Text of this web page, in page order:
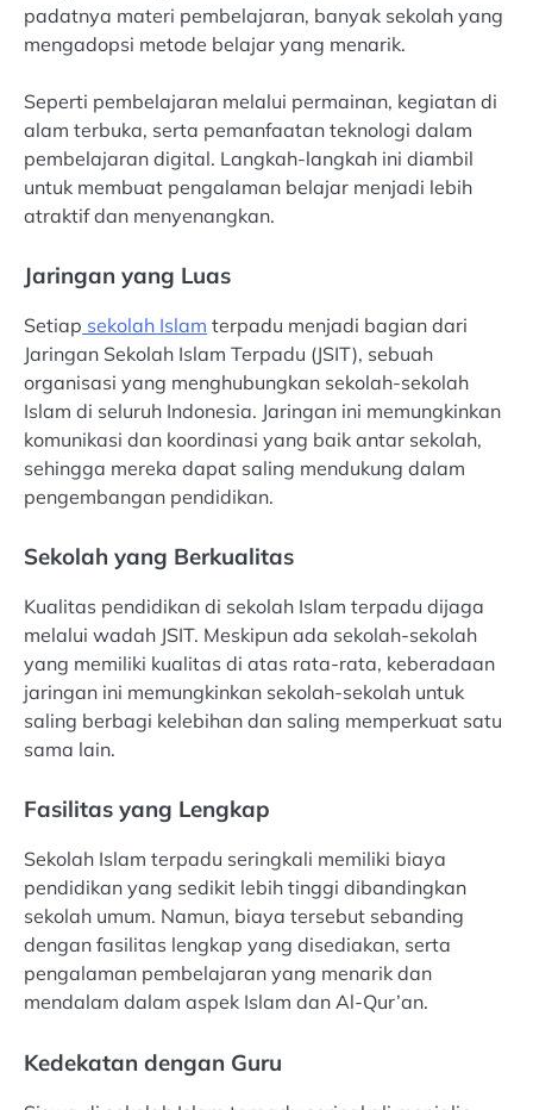
padatnya materi pembelajaran, banyak sekolah yang
mengadopsi metode belajar yang menarik.
Seperti pembelajaran melalui permainan, kegiatan di
alam terbuka, serta pemanfaatan teknologi dalam
pembelajaran digital. Langkah-langkah ini diambil
untuk membuat pengalaman belajar menjadi lebih
atraktif dan menyenangkan.
Jaringan yang Luas
Setiap sekolah Islam terpadu menjadi bagian dari
Jaringan Sekolah Islam Terpadu (JSIT), sebuah
organisasi yang menghubungkan sekolah-sekolah
Islam di seluruh Indonesia. Jaringan ini memungkinkan
komunikasi dan koordinasi yang baik antar sekolah,
sehingga mereka dapat saling mendukung dalam
pengembangan pendidikan.
Sekolah yang Berkualitas
Kualitas pendidikan di sekolah Islam terpadu dijaga
melalui wadah JSIT. Meskipun ada sekolah-sekolah
yang memiliki kualitas di atas rata-rata, keberadaan
jaringan ini memungkinkan sekolah-sekolah untuk
saling berbagi kelebihan dan saling memperkuat satu
sama lain.
Fasilitas yang Lengkap
Sekolah Islam terpadu seringkali memiliki biaya
pendidikan yang sedikit lebih tinggi dibandingkan
sekolah umum. Namun, biaya tersebut sebanding
dengan fasilitas lengkap yang disediakan, serta
pengalaman pembelajaran yang menarik dan
mendalam dalam aspek Islam dan Al-Qur’an.
Kedekatan dengan Guru